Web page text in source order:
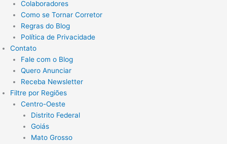
Colaboradores
Como se Tornar Corretor
Regras do Blog
Política de Privacidade
Contato
Fale com o Blog
Quero Anunciar
Receba Newsletter
Filtre por Regiões
Centro-Oeste
Distrito Federal
Goiás
Mato Grosso